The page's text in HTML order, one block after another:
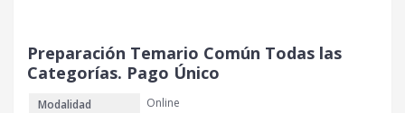
Preparación Temario Común Todas las
Categorías. Pago Único
Modalidad Online